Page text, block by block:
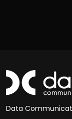
Data